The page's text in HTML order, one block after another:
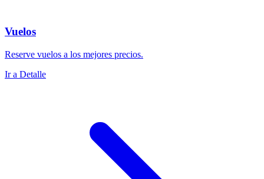
Vuelos
Reserve vuelos a los mejores precios.
Ir a Detalle